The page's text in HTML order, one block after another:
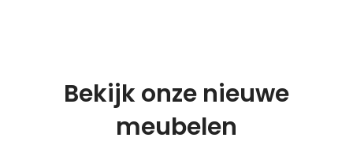
Bekijk onze nieuwe
meubelen